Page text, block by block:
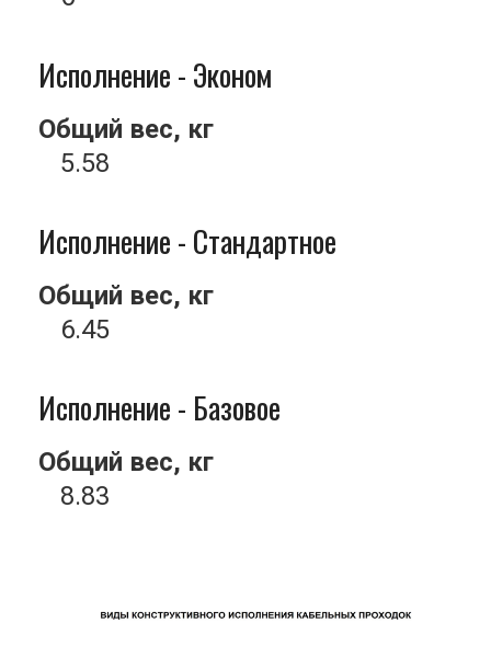
Исполнение - Эконом
Общий вес, кг
5.58
Исполнение - Стандартное
Общий вес, кг
6.45
Исполнение - Базовое
Общий вес, кг
8.83